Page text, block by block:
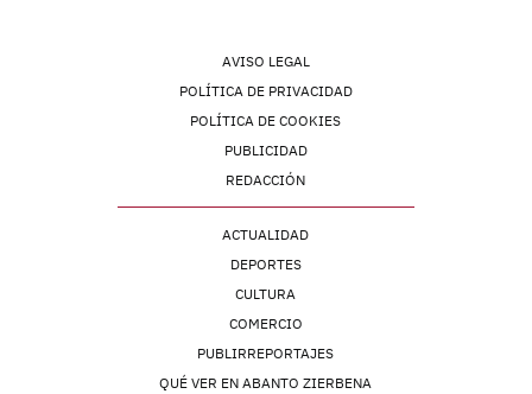
AVISO LEGAL
POLÍTICA DE PRIVACIDAD
POLÍTICA DE COOKIES
PUBLICIDAD
REDACCIÓN
ACTUALIDAD
DEPORTES
CULTURA
COMERCIO
PUBLIRREPORTAJES
QUÉ VER EN ABANTO ZIERBENA